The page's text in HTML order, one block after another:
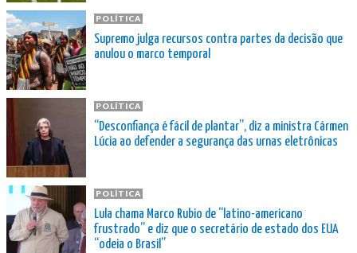
POLÍTICA
Supremo julga recursos contra partes da decisão que
anulou o marco temporal
POLÍTICA
“Desconfiança é fácil de plantar”, diz a ministra Cármen
Lúcia ao defender a segurança das urnas eletrônicas
POLÍTICA
Lula chama Marco Rubio de “latino-americano
frustrado” e diz que o secretário de estado dos EUA
“odeia o Brasil”